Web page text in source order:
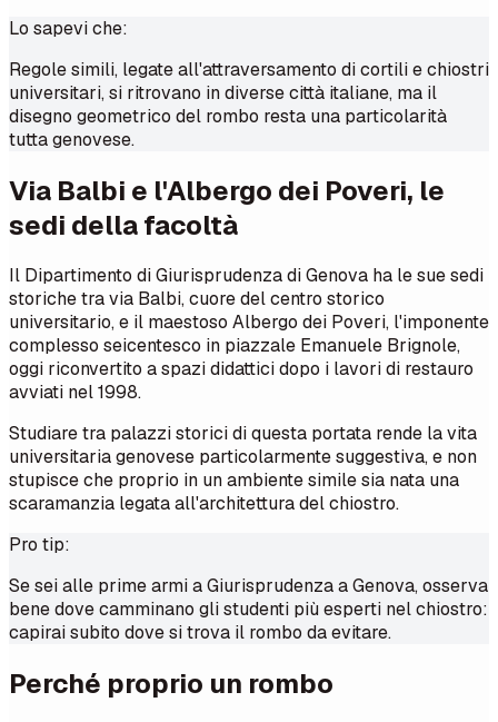
Lo sapevi che:
Regole simili, legate all'attraversamento di cortili e chiostri
universitari, si ritrovano in diverse città italiane, ma il
disegno geometrico del rombo resta una particolarità
tutta genovese.
Via Balbi e l'Albergo dei Poveri, le
sedi della facoltà
Il Dipartimento di Giurisprudenza di Genova ha le sue sedi
storiche tra via Balbi, cuore del centro storico
universitario, e il maestoso Albergo dei Poveri, l'imponente
complesso seicentesco in piazzale Emanuele Brignole,
oggi riconvertito a spazi didattici dopo i lavori di restauro
avviati nel 1998.
Studiare tra palazzi storici di questa portata rende la vita
universitaria genovese particolarmente suggestiva, e non
stupisce che proprio in un ambiente simile sia nata una
scaramanzia legata all'architettura del chiostro.
Pro tip:
Se sei alle prime armi a Giurisprudenza a Genova, osserva
bene dove camminano gli studenti più esperti nel chiostro:
capirai subito dove si trova il rombo da evitare.
Perché proprio un rombo